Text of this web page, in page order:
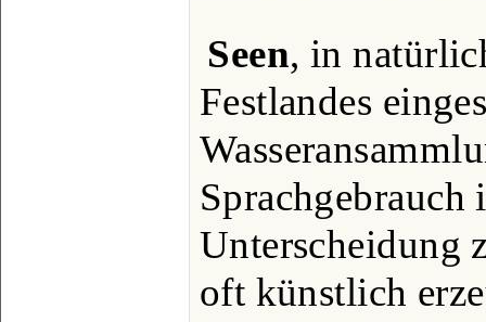
Seen, in
Festlandes
Sprachgebrauch
Unterscheidung
oft künstlich